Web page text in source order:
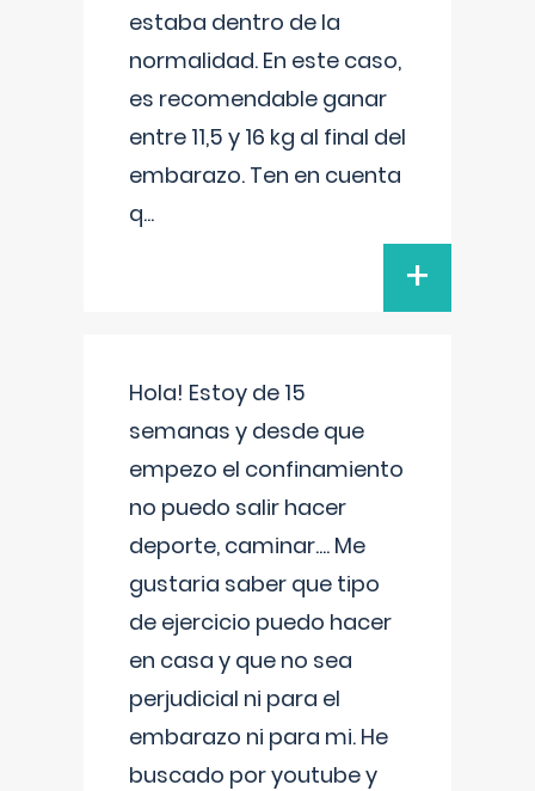
estaba dentro de la
normalidad. En este caso,
es recomendable ganar
entre 11,5 y 16 kg al final del
embarazo. Ten en cuenta
q...
+
Hola! Estoy de 15
semanas y desde que
empezo el confinamiento
no puedo salir hacer
deporte, caminar.... Me
gustaria saber que tipo
de ejercicio puedo hacer
en casa y que no sea
perjudicial ni para el
embarazo ni para mi. He
buscado por youtube y